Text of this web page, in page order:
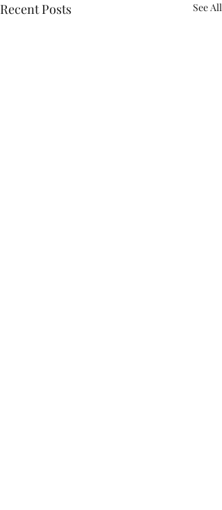
Recent Posts See All